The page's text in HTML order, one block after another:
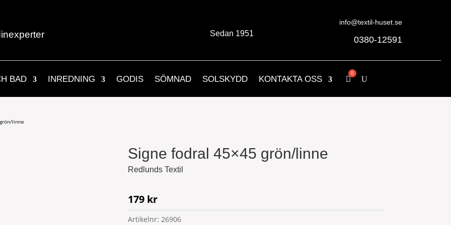
Sedan 1951
info@textil-huset.se
0380-12591
BAD INREDNING GODIS SÖMNAD SOLSKYDD KONTAKTA OSS
linne
Signe fodral 45×45 grön/linne
Redlunds Textil
179 kr
Artikelnr: 26906